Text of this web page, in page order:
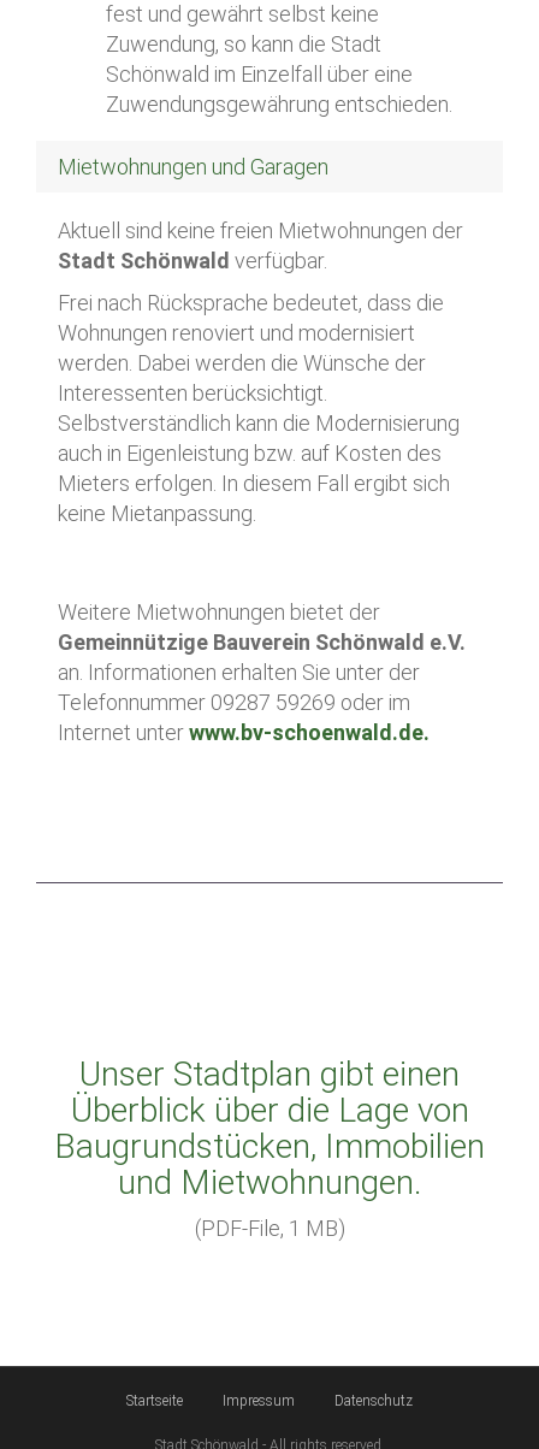
fest und gewährt selbst keine
Zuwendung, so kann die Stadt
Schönwald im Einzelfall über eine
Zuwendungsgewährung entschieden.
Mietwohnungen und Garagen
Aktuell sind keine freien Mietwohnungen der
Stadt Schönwald verfügbar.
Frei nach Rücksprache bedeutet, dass die
Wohnungen renoviert und modernisiert
werden. Dabei werden die Wünsche der
Interessenten berücksichtigt.
Selbstverständlich kann die Modernisierung
auch in Eigenleistung bzw. auf Kosten des
Mieters erfolgen. In diesem Fall ergibt sich
keine Mietanpassung.
Weitere Mietwohnungen bietet der
Gemeinnützige Bauverein Schönwald e.V.
an. Informationen erhalten Sie unter der
Telefonnummer 09287 59269 oder im
Internet unterwww.bv-schoenwald.de.
Unser Stadtplan gibt einen
Überblick über die Lage von
Baugrundstücken, Immobilien
und Mietwohnungen.
(PDF-File, 1 MB)
Startseite Impressum Datenschutz
Stadt Schönwald - All rights reserved.